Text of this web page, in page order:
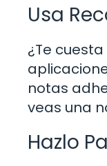
Usa
¿Te
notas
veas una
Hazlo